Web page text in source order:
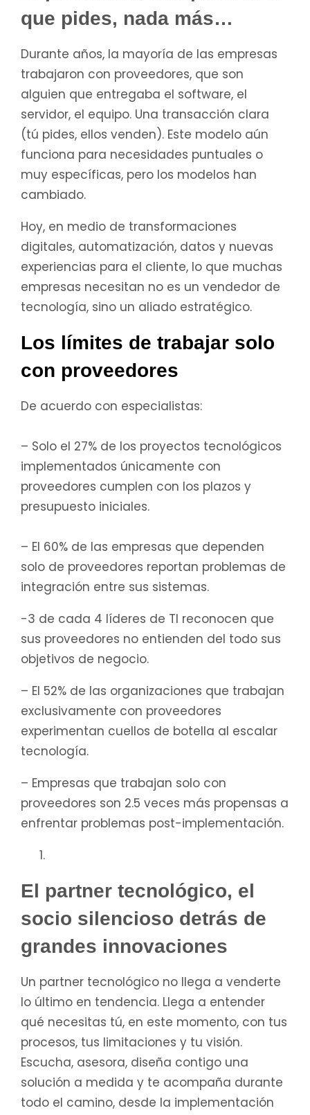
que pides, nada más…
Durante años, la mayoría de las empresas
trabajaron con proveedores, que son
alguien que entregaba el software, el
servidor, el equipo. Una transacción clara
(tú pides, ellos venden). Este modelo aún
funciona para necesidades puntuales o
muy específicas, pero los modelos han
cambiado.
Hoy, en medio de transformaciones
digitales, automatización, datos y nuevas
experiencias para el cliente, lo que muchas
empresas necesitan no es un vendedor de
tecnología, sino un aliado estratégico.
Los límites de trabajar solo
con proveedores
De acuerdo con especialistas:
– Solo el 27% de los proyectos tecnológicos
implementados únicamente con
proveedores cumplen con los plazos y
presupuesto iniciales.
– El 60% de las empresas que dependen
solo de proveedores reportan problemas de
integración entre sus sistemas.
-3 de cada 4 líderes de TI reconocen que
sus proveedores no entienden del todo sus
objetivos de negocio.
– El 52% de las organizaciones que trabajan
exclusivamente con proveedores
experimentan cuellos de botella al escalar
tecnología.
– Empresas que trabajan solo con
proveedores son 2.5 veces más propensas a
enfrentar problemas post-implementación.
El partner tecnológico, el
socio silencioso detrás de
grandes innovaciones
Un partner tecnológico no llega a venderte
lo último en tendencia. Llega a entender
qué necesitas tú, en este momento, con tus
procesos, tus limitaciones y tu visión.
Escucha, asesora, diseña contigo una
solución a medida y te acompaña durante
todo el camino, desde la implementación